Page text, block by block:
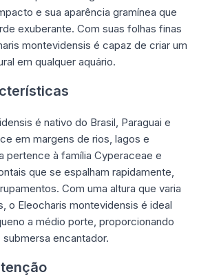
e sua aparência gramínea que
exuberante. Com suas folhas finas
montevidensis é capaz de criar um
em qualquer aquário.
é nativo do Brasil, Paraguai e
em margens de rios, lagos e
pertence à família Cyperaceae e
que se espalham rapidamente,
Com uma altura que varia
o Eleocharis montevidensis é ideal
a médio porte, proporcionando
encantador.